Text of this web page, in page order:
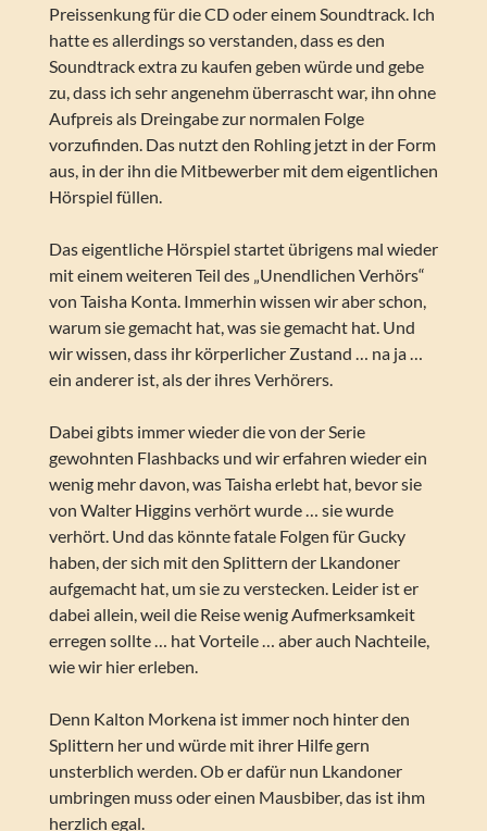
Preissenkung für die CD oder einem Soundtrack. Ich
hatte es allerdings so verstanden, dass es den
Soundtrack extra zu kaufen geben würde und gebe
zu, dass ich sehr angenehm überrascht war, ihn ohne
Aufpreis als Dreingabe zur normalen Folge
vorzufinden. Das nutzt den Rohling jetzt in der Form
aus, in der ihn die Mitbewerber mit dem eigentlichen
Hörspiel füllen.
Das eigentliche Hörspiel startet übrigens mal wieder
mit einem weiteren Teil des „Unendlichen Verhörs“
von Taisha Konta. Immerhin wissen wir aber schon,
warum sie gemacht hat, was sie gemacht hat. Und
wir wissen, dass ihr körperlicher Zustand … na ja …
ein anderer ist, als der ihres Verhörers.
Dabei gibts immer wieder die von der Serie
gewohnten Flashbacks und wir erfahren wieder ein
wenig mehr davon, was Taisha erlebt hat, bevor sie
von Walter Higgins verhört wurde … sie wurde
verhört. Und das könnte fatale Folgen für Gucky
haben, der sich mit den Splittern der Lkandoner
aufgemacht hat, um sie zu verstecken. Leider ist er
dabei allein, weil die Reise wenig Aufmerksamkeit
erregen sollte … hat Vorteile … aber auch Nachteile,
wie wir hier erleben.
Denn Kalton Morkena ist immer noch hinter den
Splittern her und würde mit ihrer Hilfe gern
unsterblich werden. Ob er dafür nun Lkandoner
umbringen muss oder einen Mausbiber, das ist ihm
herzlich egal.